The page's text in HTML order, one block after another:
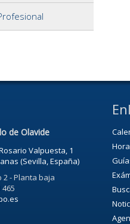
de Olavide
Valpuesta, 1
(Sevilla, España)
2 - Planta baja